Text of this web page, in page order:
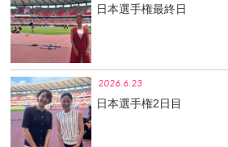
日本選手権最終日
2026.6.23
日本選手権2日目